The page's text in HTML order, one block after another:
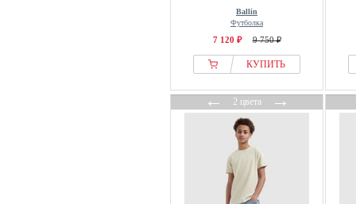
Ballin
Футболка
7 120 ₽ 9 750 ₽
КУПИТЬ
←2 цвета→